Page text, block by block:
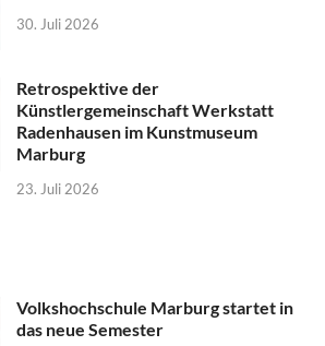
30. Juli 2026
Retrospektive der
Künstlergemeinschaft Werkstatt
Radenhausen im Kunstmuseum
Marburg
23. Juli 2026
Volkshochschule Marburg startet in
das neue Semester